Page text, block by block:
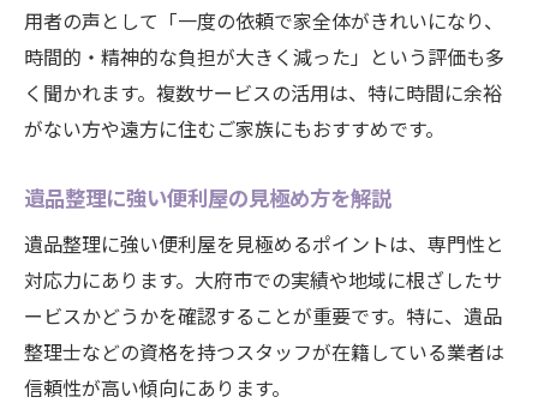
用者の声として「一度の依頼で家全体がきれいになり、
時間的・精神的な負担が大きく減った」という評価も多
く聞かれます。複数サービスの活用は、特に時間に余裕
がない方や遠方に住むご家族にもおすすめです。
遺品整理に強い便利屋の見極め方を解説
遺品整理に強い便利屋を見極めるポイントは、専門性と
対応力にあります。大府市での実績や地域に根ざしたサ
ービスかどうかを確認することが重要です。特に、遺品
整理士などの資格を持つスタッフが在籍している業者は
信頼性が高い傾向にあります。